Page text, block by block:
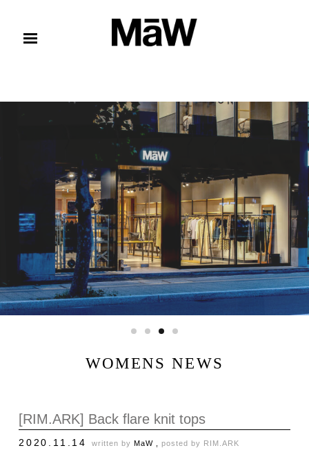
WOMENS NEWS
[RIM.ARK] Back flare knit tops
2020.11.14 written by MaW , posted by RIM.ARK